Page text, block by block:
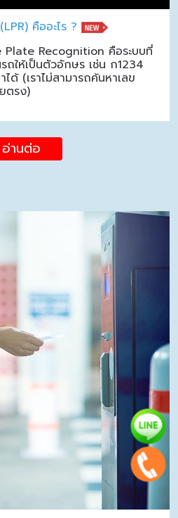
คืออะไร ?
Plate Recognition คือระบบที่
ถให้เป็นตัวอักษร เช่น ก1234
ด้ (เราไม่สามารถค้นหาเลข
ตรง)
อ่านต่อ